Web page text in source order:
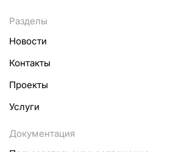
Разделы
Новости
Контакты
Проекты
Услуги
Документация